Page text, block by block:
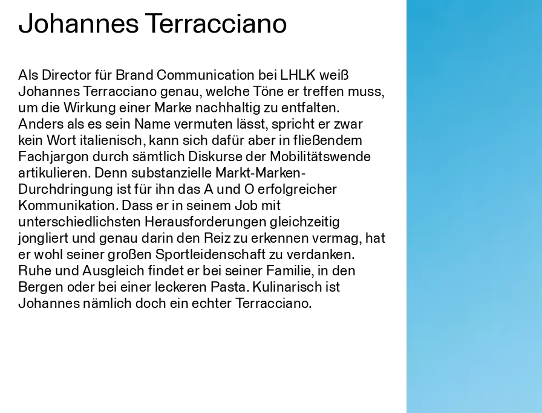
Profil Menschen
Johannes Terracciano
Als Director für Brand Communication bei LHLK weiß
Johannes Terracciano genau, welche Töne er treffen muss,
um die Wirkung einer Marke nachhaltig zu entfalten.
Anders als es sein Name vermuten lässt, spricht er zwar
kein Wort italienisch, kann sich dafür aber in fließendem
Fachjargon durch sämtlich Diskurse der Mobilitätswende
artikulieren. Denn substanzielle Markt-Marken-
Durchdringung ist für ihn das A und O erfolgreicher
Kommunikation. Dass er in seinem Job mit
unterschiedlichsten Herausforderungen gleichzeitig
jongliert und genau darin den Reiz zu erkennen vermag, hat
er wohl seiner großen Sportleidenschaft zu verdanken.
Ruhe und Ausgleich findet er bei seiner Familie, in den
Bergen oder bei einer leckeren Pasta. Kulinarisch ist
Johannes nämlich doch ein echter Terracciano.